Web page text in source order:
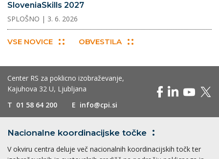
SloveniaSkills 2027
SPLOŠNO | 3. 6. 2026
VSE NOVICE OBVESTILA
Center RS za poklicno izobraževanje,
Kajuhova 32 U, Ljubljana
T 01 58 64 200 E info@cpi.si
Nacionalne koordinacijske točke
V okviru centra deluje več nacionalnih koordinacijskih točk ter